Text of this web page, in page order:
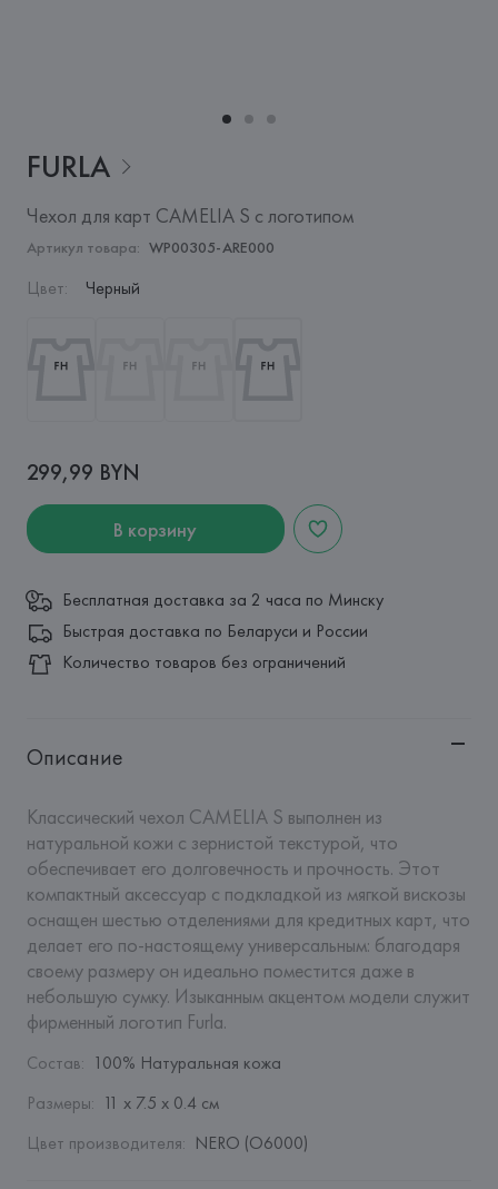
FURLA
Чехол для карт CAMELIA S с логотипом
Артикул товара: WP00305-ARE000
Цвет: Черный
299,99 BYN
В корзину
Бесплатная доставка за 2 часа по Минску
Быстрая доставка по Беларуси и России
Количество товаров без ограничений
Описание
Классический чехол CAMELIA S выполнен из
натуральной кожи с зернистой текстурой, что
обеспечивает его долговечность и прочность. Этот
компактный аксессуар с подкладкой из мягкой вискозы
оснащен шестью отделениями для кредитных карт, что
делает его по-настоящему универсальным: благодаря
своему размеру он идеально поместится даже в
небольшую сумку. Изыканным акцентом модели служит
фирменный логотип Furla.
Состав: 100% Натуральная кожа
Размеры: 11 x 7.5 x 0.4 см
Цвет производителя: NERO (O6000)